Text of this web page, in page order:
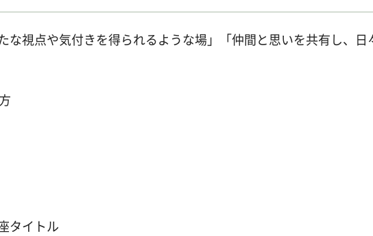
な視点や気付きを得られるような場」「仲間と思いを共有し、
タイトル